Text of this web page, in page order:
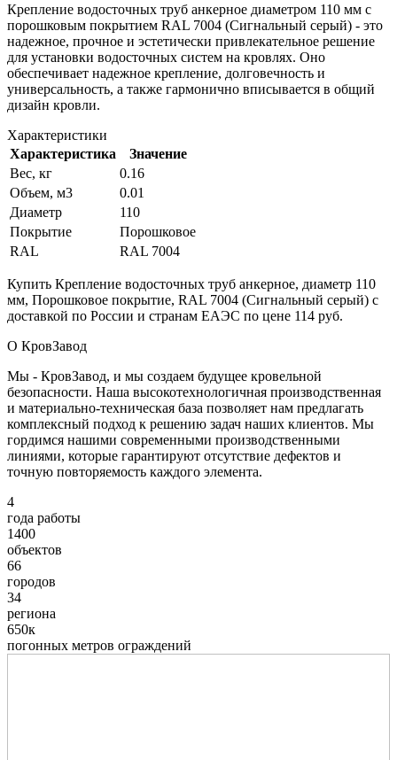
Крепление водосточных труб анкерное диаметром 110 мм с
порошковым покрытием RAL 7004 (Сигнальный серый) - это
надежное, прочное и эстетически привлекательное решение
для установки водосточных систем на кровлях. Оно
обеспечивает надежное крепление, долговечность и
универсальность, а также гармонично вписывается в общий
дизайн кровли.
Характеристики
Характеристика
Значение
Вес, кг
0.16
Объем, м3
0.01
Диаметр
110
Покрытие
Порошковое
RAL
RAL 7004
Купить Крепление водосточных труб анкерное, диаметр 110
мм, Порошковое покрытие, RAL 7004 (Сигнальный серый) с
доставкой по России и странам ЕАЭС по цене 114 руб.
О КровЗавод
Мы - КровЗавод, и мы создаем будущее кровельной
безопасности. Наша высокотехнологичная производственная
и материально-техническая база позволяет нам предлагать
комплексный подход к решению задач наших клиентов. Мы
гордимся нашими современными производственными
линиями, которые гарантируют отсутствие дефектов и
точную повторяемость каждого элемента.
4
года работы
1400
объектов
66
городов
34
региона
650к
погонных метров ограждений